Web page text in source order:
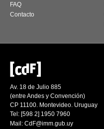
FAQ
Contacto
Av. 18 de Julio 885
(entre Andes y Convención)
CP 11100. Montevideo. Uruguay
Tel: [598 2] 1950 7960
Mail: CdF@imm.gub.uy